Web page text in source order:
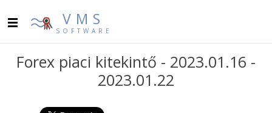
VMS
SOFTWARE
Forex piaci kitekintő - 2023.01.16 -
2023.01.22